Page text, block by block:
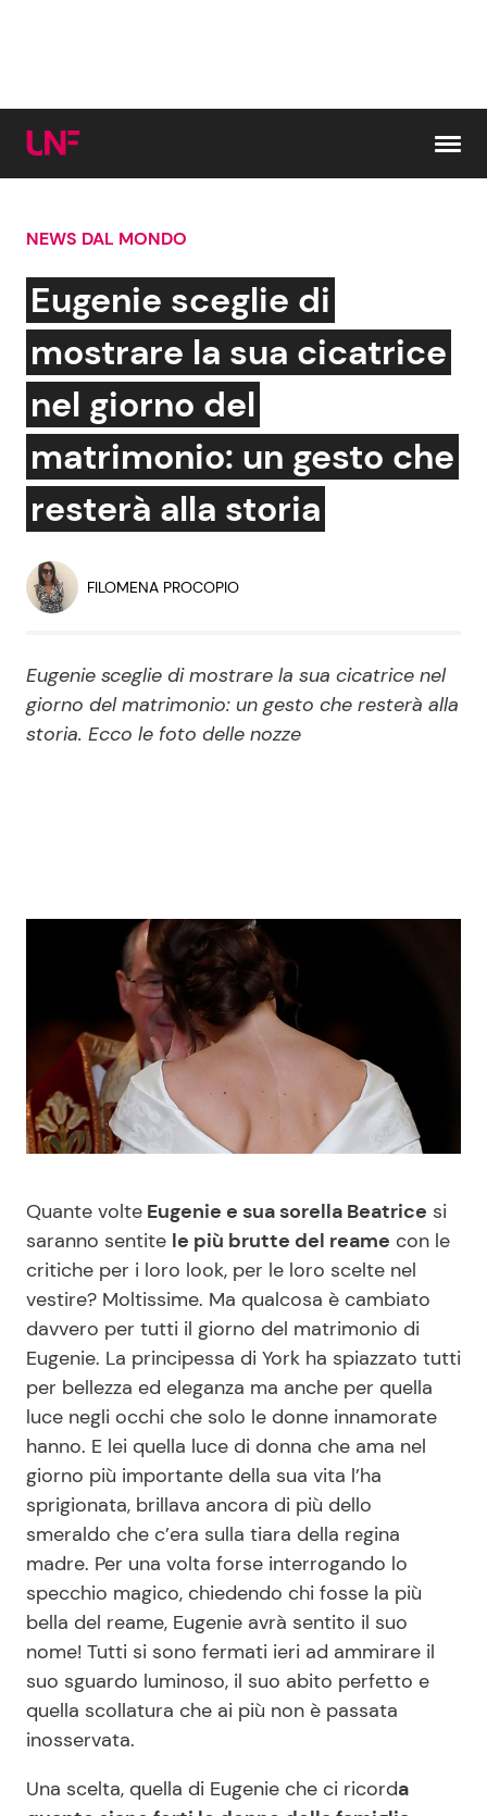
Cerca:
News e Cronaca
Attualità Italiana
Dal Mondo
Economia
Persone Scomparse
Gossip e TV
Bellezze VIP
Coppie VIP
Fiction e Serie TV
Soap Opera
News Spettacolo
Benessere
Casa
Moda e Style
News benessere
Salute
Viaggi e Turismo
Festività
Cucina e Ricette
Consigli di Cucina
Dolci
Primi Piatti
Ricette Facili e Veloci
Ricette Feste
Ricette per Bambini
Seguici
Info
Chi siamo
Disclaimer e Privacy
Redazione
NEWS DAL MONDO
Eugenie sceglie di
mostrare la sua cicatrice
nel giorno del
matrimonio: un gesto che
resterà alla storia
FILOMENA PROCOPIO
Eugenie sceglie di mostrare la sua cicatrice nel
giorno del matrimonio: un gesto che resterà alla
storia. Ecco le foto delle nozze
Quante volte Eugenie e sua sorella Beatrice si
saranno sentite le più brutte del reame con le
critiche per i loro look, per le loro scelte nel
vestire? Moltissime. Ma qualcosa è cambiato
davvero per tutti il giorno del matrimonio di
Eugenie. La principessa di York ha spiazzato tutti
per bellezza ed eleganza ma anche per quella
luce negli occhi che solo le donne innamorate
hanno. E lei quella luce di donna che ama nel
giorno più importante della sua vita l’ha
sprigionata, brillava ancora di più dello
smeraldo che c’era sulla tiara della regina
madre. Per una volta forse interrogando lo
specchio magico, chiedendo chi fosse la più
bella del reame, Eugenie avrà sentito il suo
nome! Tutti si sono fermati ieri ad ammirare il
suo sguardo luminoso, il suo abito perfetto e
quella scollatura che ai più non è passata
inosservata.
Una scelta, quella di Eugenie che ci ricorda